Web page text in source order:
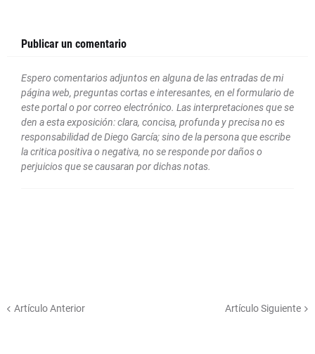
Publicar un comentario
Espero comentarios adjuntos en alguna de las entradas de mi
página web, preguntas cortas e interesantes, en el formulario de
este portal o por correo electrónico. Las interpretaciones que se
den a esta exposición: clara, concisa, profunda y precisa no es
responsabilidad de Diego García; sino de la persona que escribe
la critica positiva o negativa, no se responde por daños o
perjuicios que se causaran por dichas notas.
Artículo Anterior Artículo Siguiente